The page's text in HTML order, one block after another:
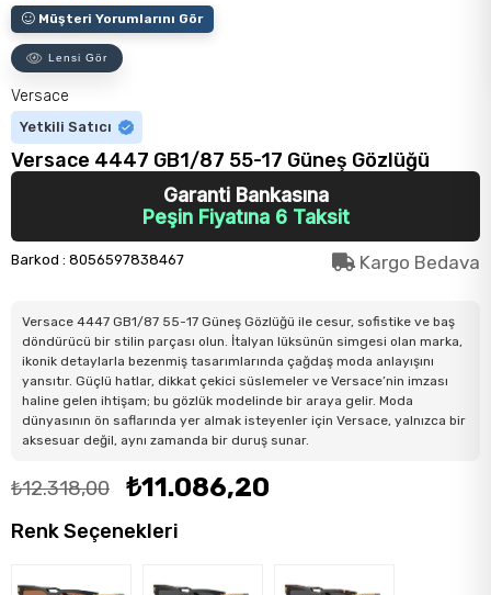
Müşteri Yorumlarını Gör
Lensi Gör
Versace
Yetkili Satıcı
Versace 4447 GB1/87 55-17 Güneş Gözlüğü
Garanti Bankasına
Peşin Fiyatına 6 Taksit
Barkod : 8056597838467 Kargo Bedava
Versace 4447 GB1/87 55-17 Güneş Gözlüğü ile cesur, sofistike ve baş
döndürücü bir stilin parçası olun. İtalyan lüksünün simgesi olan marka,
ikonik detaylarla bezenmiş tasarımlarında çağdaş moda anlayışını
yansıtır. Güçlü hatlar, dikkat çekici süslemeler ve Versace’nin imzası
haline gelen ihtişam; bu gözlük modelinde bir araya gelir. Moda
dünyasının ön saflarında yer almak isteyenler için Versace, yalnızca bir
aksesuar değil, aynı zamanda bir duruş sunar.
₺12.318,00 ₺11.086,20
Renk Seçenekleri